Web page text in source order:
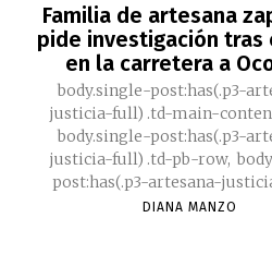
Familia de artesana
pide investigación tras
en la carretera a
body.single-post:has(.p3-
justicia-full) .td-main-
body.single-post:has(.p3-
justicia-full) .td-pb-row, body.single-
post:has(.p3-artesana-
DIANA MANZO